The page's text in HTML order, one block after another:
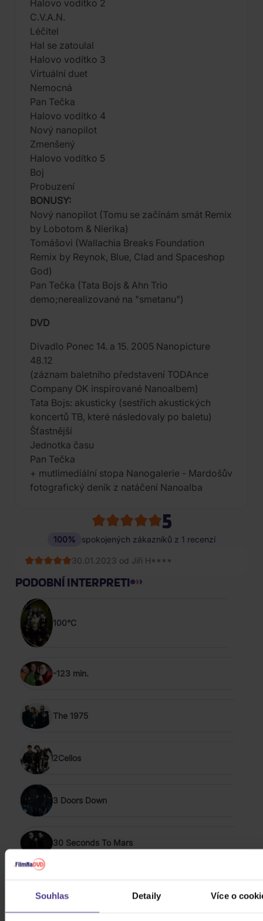
Souhlas Detaily Více o
Halovo vodítko 2
C.V.A.N.
Léčitel
Hal se zatoulal
Halovo vodítko 3
Virtuální duet
Nemocná
Pan Tečka
Halovo vodítko 4
Nový nanopilot
Zmenšený
Halovo vodítko 5
Boj
Probuzení
BONUSY:
Nový nanopilot (Tomu se začínám smát Remix
by Lobotom & Nierika)
Tomášovi (Wallachia Breaks Foundation
Remix by Reynok, Blue, Clad and Spaceshop
God)
Pan Tečka (Tata Bojs & Ahn Trio
demo;nerealizované na "smetanu")
DVD
Divadlo Ponec 14. a 15. 2005 Nanopicture
48.12
(záznam baletního představení TODAnce
Company OK inspirované Nanoalbem)
Tata Bojs: akusticky (sestřich akustických
koncertů TB, které následovaly po baletu)
Šťastnější
Jednotka času
Pan Tečka
+ mutlimediální stopa Nanogalerie - Mardošův
fotografický deník z natáčení Nanoalba
5
100% spokojených zákazníků z 1 recenzí
30.01.2023 od Jiří H****
PODOBNÍ INTERPRETI
100°C
-123 min.
The 1975
2Cellos
3 Doors Down
30 Seconds To Mars
POP, ELECTRONIC & ROCK 2007 - 2017